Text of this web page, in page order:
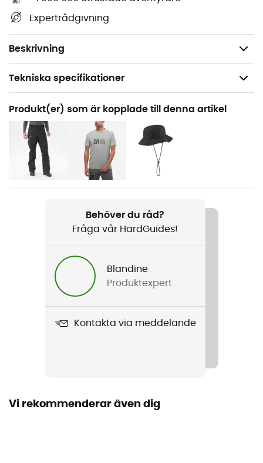
Expertrådgivning
Beskrivning
Ventilation under armarna med dragkedja
Vikt: 395 g
Tekniska specifikationer
Rekommenderad för
Vandring / Vandring
Vikt
Seneca GTX 3L Jacket
Plaggets konstruktion
Vindtät
Produkt(er) som är kopplade till denna artikel
Behöver du råd?
Fråga vår HardGuides!
Blandine
Produktexpert
Kontakta via meddelande
Vi rekommenderar även dig